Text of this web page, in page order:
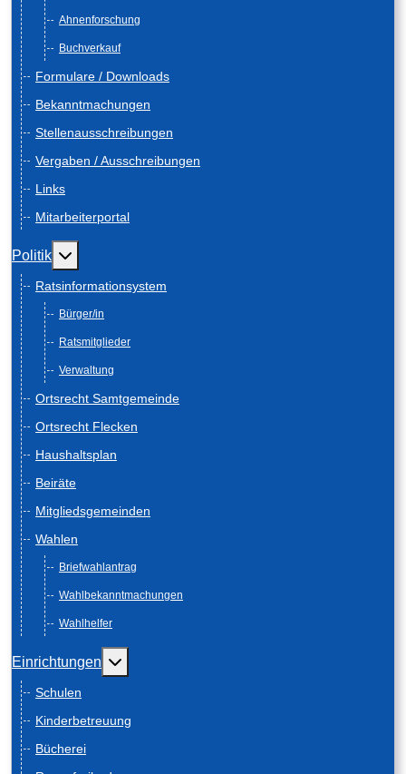
Ahnenforschung
Buchverkauf
Formulare / Downloads
Bekanntmachungen
Stellenausschreibungen
Vergaben / Ausschreibungen
Links
Mitarbeiterportal
Politik Weitere Informationen: Politik
Ratsinformationsystem
Bürger/in
Ratsmitglieder
Verwaltung
Ortsrecht Samtgemeinde
Ortsrecht Flecken
Haushaltsplan
Beiräte
Mitgliedsgemeinden
Wahlen
Briefwahlantrag
Wahlbekanntmachungen
Wahlhelfer
Einrichtungen Weitere Informationen: Einrichtungen
Schulen
Kinderbetreuung
Bücherei